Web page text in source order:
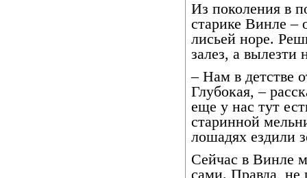
Из поколения в
старике Винле –
лисьей норе.
залез, а вылезти
– Нам в детстве
Глубокая, –
еще у нас тут
старинной
лошадях ездили
Сейчас в Винле
сами. Правда, не